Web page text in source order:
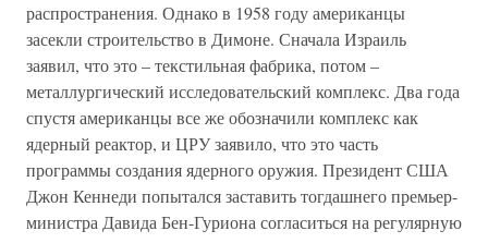
распространения. Однако в 1958 году американцы
засекли строительство в Димоне. Сначала Израиль
заявил, что это – текстильная фабрика, потом –
металлургический исследовательский комплекс. Два года
спустя американцы все же обозначили комплекс как
ядерный реактор, и ЦРУ заявило, что это часть
программы создания ядерного оружия. Президент США
Джон Кеннеди попытался заставить тогдашнего премьер-
министра Давида Бен-Гуриона согласиться на регулярную